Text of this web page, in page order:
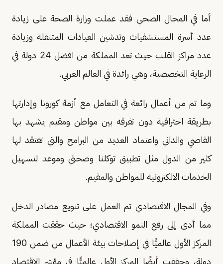
أما في المجال الصحي فقد عملت وزارة الصحة على زيادة
عدد أسرة المستشفيات وتدشين العيادات المتنقلة وزيادة
عدد مراكز القلب حيث تعد المملكة من افضل 24 دولة في
الرعاية التخصصية، وهي رائدة في العالم العربي.
وما تم من أعمال رائعة في التعامل مع أزمة كورونا وإدارتها
بطريقة احترافية دون تفرقه بين مواطن ومقيم يشهد بها
القاصي والداني واعتماد العديد من البرامج والتي تفتقد لها
كثير من الدول مثل تطبيق توكلنا وصحتي وموعد لتسهيل
الخدمات الالكترونية للمواطن والمقيم.
وفي المجال الاقتصادي تم العمل على تنويع مصادر الدخل
مما أدى إلى رفع النمو الاقتصادي؛ حيث حققت المملكة
المركز الأول عالميًّا في إصلاحات بيئة الأعمال من ضمن 190
دولة، وحققت أيضًا المركز الأول عالميًّا في مؤشر الاقتصاد